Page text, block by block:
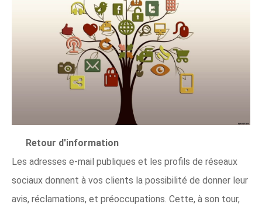
Retour d'information
Les adresses e-mail publiques et les profils de réseaux
sociaux donnent à vos clients la possibilité de donner leur
avis, réclamations, et préoccupations. Cette, à son tour,